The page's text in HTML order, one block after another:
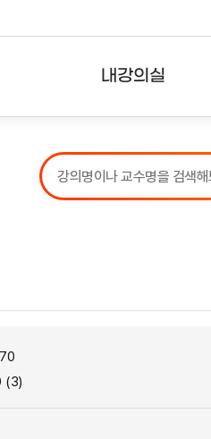
내강의실
강의리스트
수강확인증강의
(3)